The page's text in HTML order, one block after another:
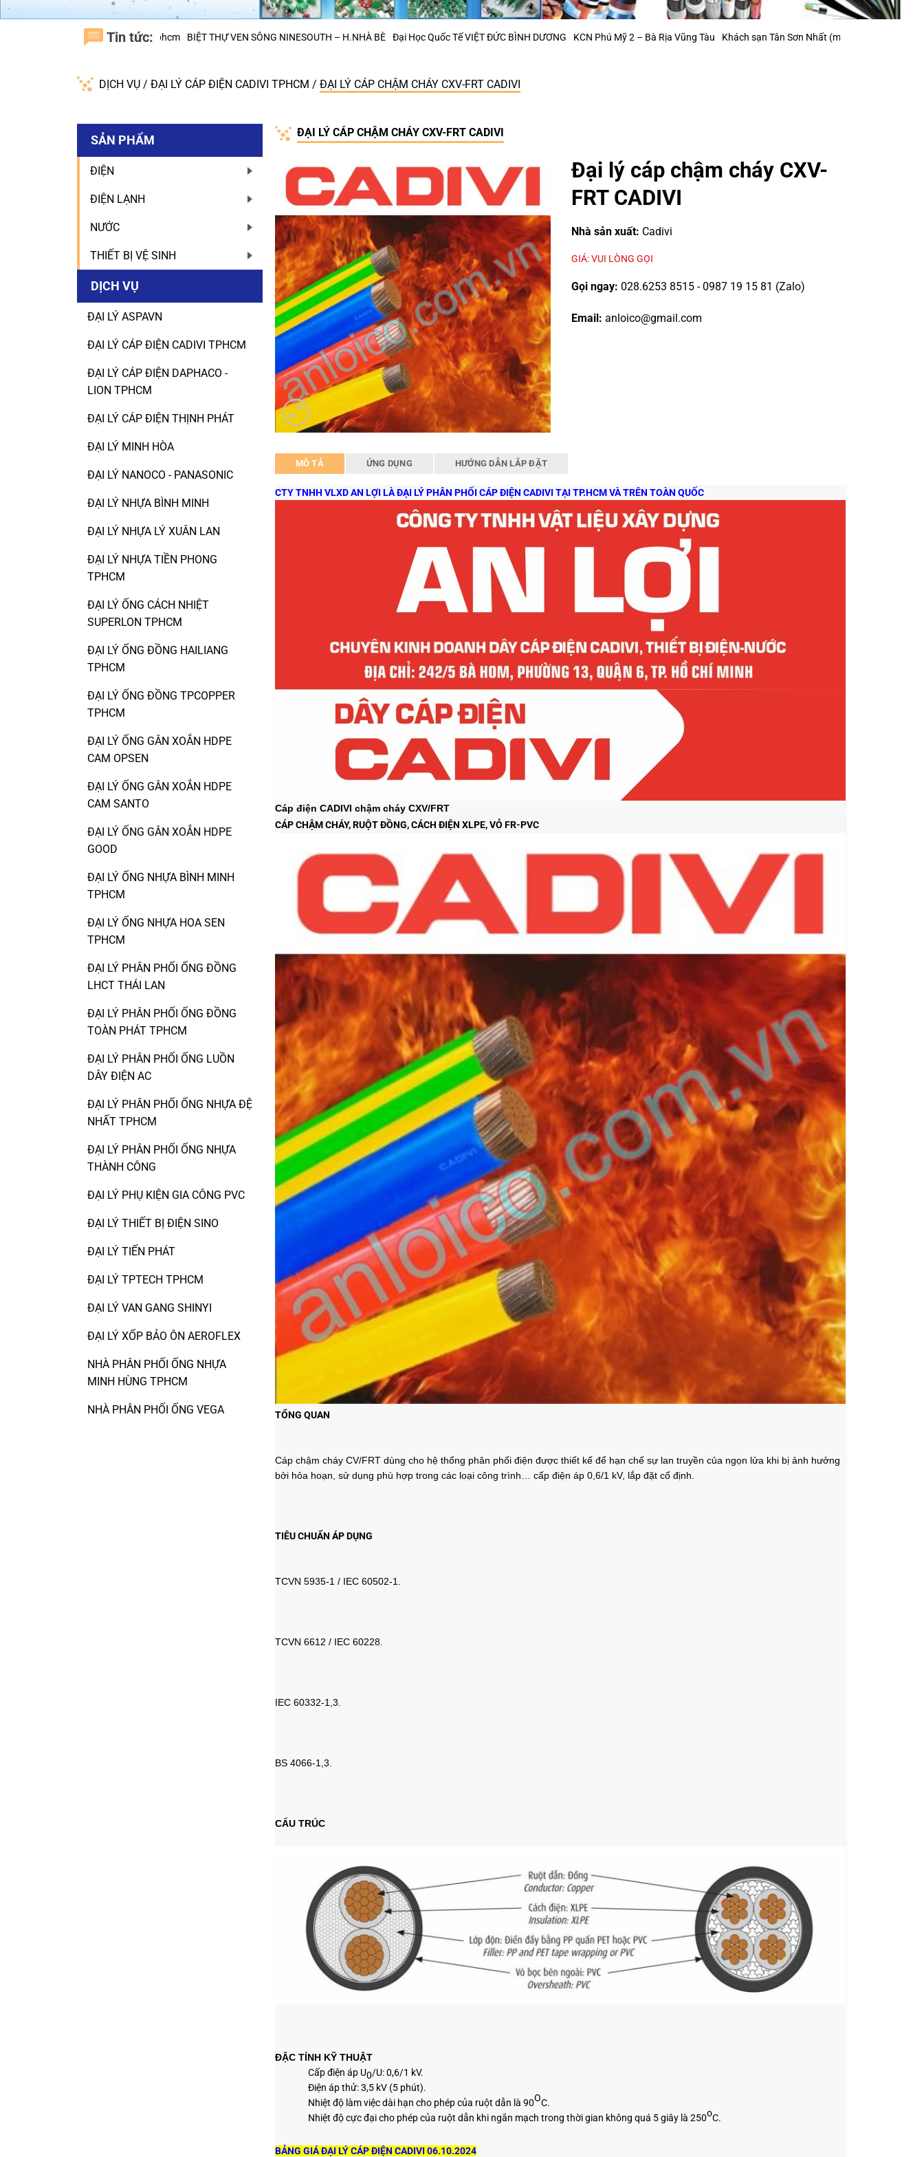
Tin tức:
H.BÌNH CHÁNH tphcm BIỆT THỰ VEN SÔNG NINESOUTH – H.NHÀ BÈ Đại Học Quốc Tế VIỆT ĐỨC BÌNH DƯƠNG KCN Phú Mỹ 2 – Bà Rịa Vũng Tàu Khách sạn Tân Sơn Nhất (mở rộng) Khu Công Nghiệp Ông Kèo –
DỊCH VỤ / ĐẠI LÝ CÁP ĐIỆN CADIVI TPHCM / ĐẠI LÝ CÁP CHẬM CHÁY CXV-FRT CADIVI
SẢN PHẨM
ĐIỆN
ĐIỆN LẠNH
NƯỚC
THIẾT BỊ VỆ SINH
DỊCH VỤ
ĐẠI LÝ ASPAVN
ĐẠI LÝ CÁP ĐIỆN CADIVI TPHCM
ĐẠI LÝ CÁP ĐIỆN DAPHACO -
LION TPHCM
ĐẠI LÝ CÁP ĐIỆN THỊNH PHÁT
ĐẠI LÝ MINH HÒA
ĐẠI LÝ NANOCO - PANASONIC
ĐẠI LÝ NHỰA BÌNH MINH
ĐẠI LÝ NHỰA LÝ XUÂN LAN
ĐẠI LÝ NHỰA TIỀN PHONG
TPHCM
ĐẠI LÝ ỐNG CÁCH NHIỆT
SUPERLON TPHCM
ĐẠI LÝ ỐNG ĐỒNG HAILIANG
TPHCM
ĐẠI LÝ ỐNG ĐỒNG TPCOPPER
TPHCM
ĐẠI LÝ ỐNG GÂN XOẮN HDPE
CAM OPSEN
ĐẠI LÝ ỐNG GÂN XOẮN HDPE
CAM SANTO
ĐẠI LÝ ỐNG GÂN XOẮN HDPE
GOOD
ĐẠI LÝ ỐNG NHỰA BÌNH MINH
TPHCM
ĐẠI LÝ ỐNG NHỰA HOA SEN
TPHCM
ĐẠI LÝ PHÂN PHỐI ỐNG ĐỒNG
LHCT THÁI LAN
ĐẠI LÝ PHÂN PHỐI ỐNG ĐỒNG
TOÀN PHÁT TPHCM
ĐẠI LÝ PHÂN PHỐI ỐNG LUỒN
DÂY ĐIỆN AC
ĐẠI LÝ PHÂN PHỐI ỐNG NHỰA ĐỆ
NHẤT TPHCM
ĐẠI LÝ PHÂN PHỐI ỐNG NHỰA
THÀNH CÔNG
ĐẠI LÝ PHỤ KIỆN GIA CÔNG PVC
ĐẠI LÝ THIẾT BỊ ĐIỆN SINO
ĐẠI LÝ TIẾN PHÁT
ĐẠI LÝ TPTECH TPHCM
ĐẠI LÝ VAN GANG SHINYI
ĐẠI LÝ XỐP BẢO ÔN AEROFLEX
NHÀ PHÂN PHỐI ỐNG NHỰA
MINH HÙNG TPHCM
NHÀ PHÂN PHỐI ỐNG VEGA
ĐẠI LÝ CÁP CHẬM CHÁY CXV-FRT CADIVI
Đại lý cáp chậm cháy CXV-
FRT CADIVI
Nhà sản xuất: Cadivi
GIÁ: VUI LÒNG GỌI
Gọi ngay: 028.6253 8515 - 0987 19 15 81 (Zalo)
Email: anloico@gmail.com
MÔ TẢ ỨNG DỤNG HƯỚNG DẪN LẮP ĐẶT
CTY TNHH VLXD AN LỢI LÀ ĐẠI LÝ PHÂN PHỐI CÁP ĐIỆN CADIVI TẠI TP.HCM VÀ TRÊN TOÀN QUỐC
Cáp điện CADIVI chậm cháy CXV/FRT
CÁP CHẬM CHÁY, RUỘT ĐỒNG, CÁCH ĐIỆN XLPE, VỎ FR-PVC
TỔNG QUAN
Cáp chậm cháy CV/FRT dùng cho hệ thống phân phối điện được thiết kế để hạn chế sự lan truyền của ngọn lửa khi bị ảnh hưởng
bởi hỏa hoạn, sử dụng phù hợp trong các loại công trình… cấp điện áp 0,6/1 kV, lắp đặt cố định.
TIÊU CHUẨN ÁP DỤNG
TCVN 5935-1 / IEC 60502-1.
TCVN 6612 / IEC 60228.
IEC 60332-1,3.
BS 4066-1,3.
CẤU TRÚC
ĐẶC TÍNH KỸ THUẬT
Cấp điện áp U0/U: 0,6/1 kV.
Điện áp thử: 3,5 kV (5 phút).
Nhiệt độ làm việc dài hạn cho phép của ruột dẫn là 90OC.
Nhiệt độ cực đại cho phép của ruột dẫn khi ngắn mạch trong thời gian không quá 5 giây là 250oC.
BẢNG GIÁ ĐẠI LÝ CÁP ĐIỆN CADIVI 06.10.2024